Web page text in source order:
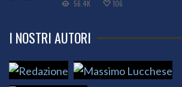
56.4K 106
I NOSTRI AUTORI